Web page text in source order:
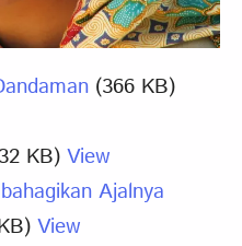
(366 KB)
KB) View
Ajalnya
View